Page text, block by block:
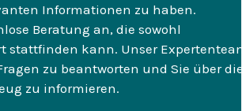
Informationen zu haben.
Beratung an, die sowohl
kann. Unser Expertenteam
zu beantworten und Sie über die
zu informieren.